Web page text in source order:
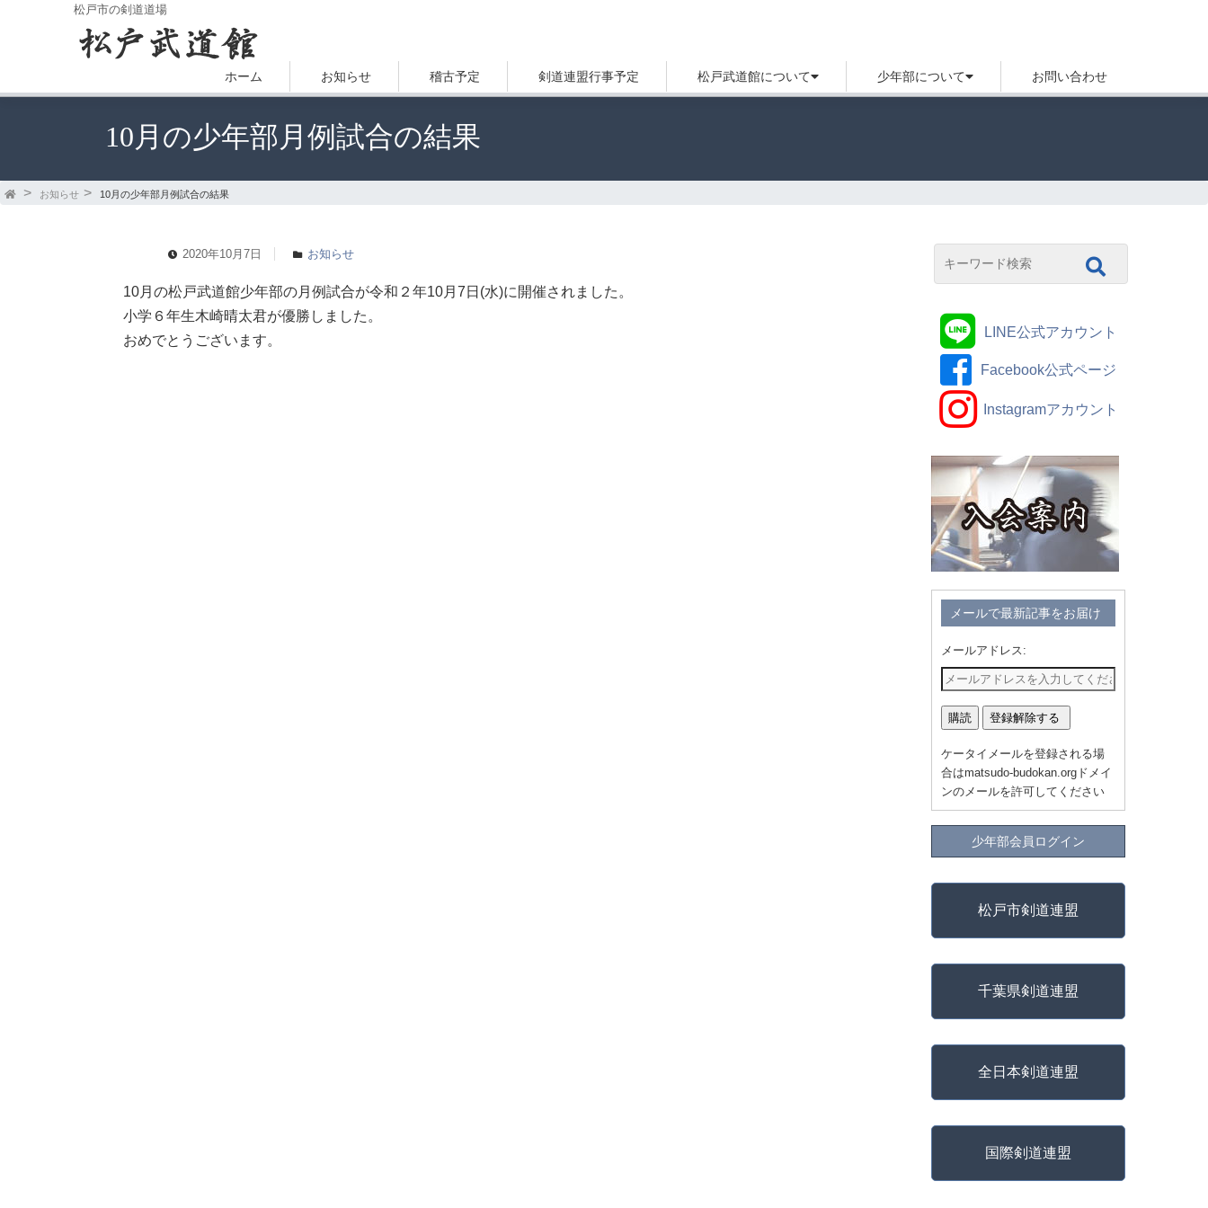
松戸市の剣道道場
ホーム お知らせ 稽古予定 剣道連盟行事予定 松戸武道館について 少年部について お問い合わせ
10月の少年部月例試合の結果
お知らせ 10月の少年部月例試合の結果
2020年10月7日 お知らせ
10月の松戸武道館少年部の月例試合が令和２年10月7日(水)に開催されました。
小学６年生木崎晴太君が優勝しました。
おめでとうございます。
LINE公式アカウント
Facebook公式ページ
Instagramアカウント
メールで最新記事をお届け
メールアドレス:
ケータイメールを登録される場
合はmatsudo-budokan.orgドメイ
ンのメールを許可してください
少年部会員ログイン
松戸市剣道連盟
千葉県剣道連盟
全日本剣道連盟
国際剣道連盟